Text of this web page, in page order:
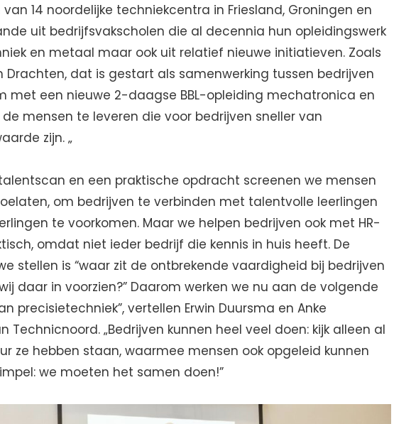
14 noordelijke techniekcentra in Friesland, Groningen en
uit bedrijfsvakscholen die al decennia hun opleidingswerk
en metaal maar ook uit relatief nieuwe initiatieven. Zoals
Drachten, dat is gestart als samenwerking tussen bedrijven
met een nieuwe 2-daagse BBL-opleiding mechatronica en
mensen te leveren die voor bedrijven sneller van
zijn. „
en een praktische opdracht screenen we mensen
om bedrijven te verbinden met talentvolle leerlingen
te voorkomen. Maar we helpen bedrijven ook met HR-
omdat niet ieder bedrijf die kennis in huis heeft. De
stellen is “waar zit de ontbrekende vaardigheid bij bedrijven
daar in voorzien?” Daarom werken we nu aan de volgende
precisietechniek”, vertellen Erwin Duursma en Anke
Technicnoord. „Bedrijven kunnen heel veel doen: kijk alleen al
ze hebben staan, waarmee mensen ook opgeleid kunnen
we moeten het samen doen!”